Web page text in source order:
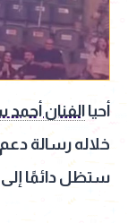
أحيا الفنان
خلاله رسالة
ستظل دائمًا